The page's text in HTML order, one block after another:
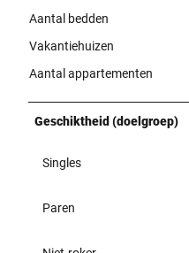
Aantal bedden
Vakantiehuizen
Aantal appartementen
Geschiktheid (doelgroep)
Singles
Paren